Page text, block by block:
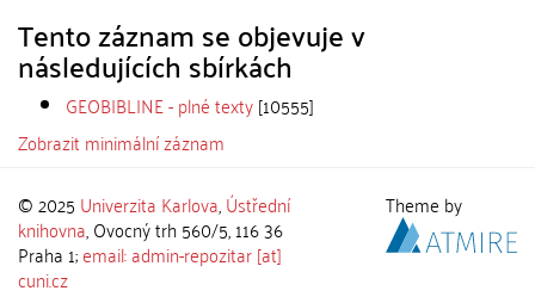
Tento záznam se objevuje v
následujících sbírkách
GEOBIBLINE - plné texty[10555]
Zobrazit minimální záznam
© 2025 Univerzita Karlova,Ústřední
knihovna, Ovocný trh 560/5, 116 36
Praha 1;email: admin-repozitar [at]
cuni.cz
Theme by